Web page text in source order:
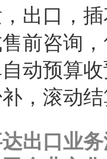
出口，
前咨询
动预算
，滚动
出口业